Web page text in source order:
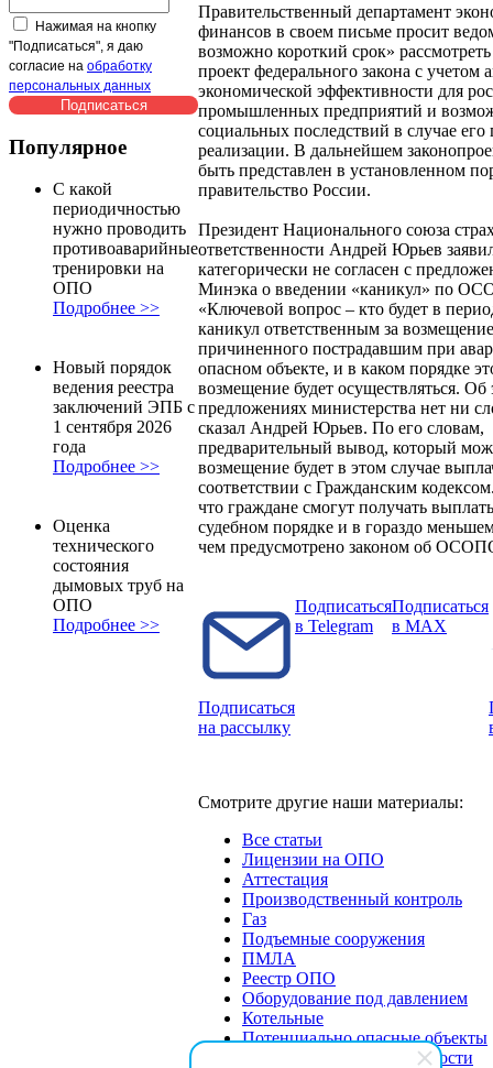
Нажимая на кнопку
"Подписаться", я даю
согласие на обработку
персональных данных
Популярное
С какой
периодичностью
нужно проводить
противоаварийные
тренировки на
ОПО
Подробнее >>
Новый порядок
ведения реестра
заключений ЭПБ с
1 сентября 2026
года
Подробнее >>
Оценка
технического
состояния
дымовых труб на
ОПО
Подробнее >>
Правительственный департамент
финансов в своем письме просит
возможно короткий срок»
проект федерального закона с учетом
экономической эффективности для
промышленных предприятий и
социальных последствий в случае его
реализации. В дальнейшем
быть представлен в установленном
правительство России.
Президент Национального союза
ответственности Андрей Юрьев
категорически не согласен с
Минэка о введении «каникул» по
«Ключевой вопрос ‒ кто будет в
каникул ответственным за
причиненного пострадавшим при
опасном объекте, и в каком порядке
возмещение будет осуществляться. Об
предложениях министерства нет ни
сказал Андрей Юрьев. По его словам,
предварительный вывод, который
возмещение будет в этом случае
соответствии с Гражданским
что граждане смогут получать
судебном порядке и в гораздо
чем предусмотрено законом об
Подписаться
на рассылку
Подписаться
в Telegram
Подписаться
в MAX
Смотрите другие наши материалы:
Все статьи
Лицензии на ОПО
Аттестация
Производственный контроль
Газ
Подъемные сооружения
ПМЛА
Реестр ОПО
Оборудование под давлением
Котельные
Потенциально опасные объекты
Экспертиза промбезопасности